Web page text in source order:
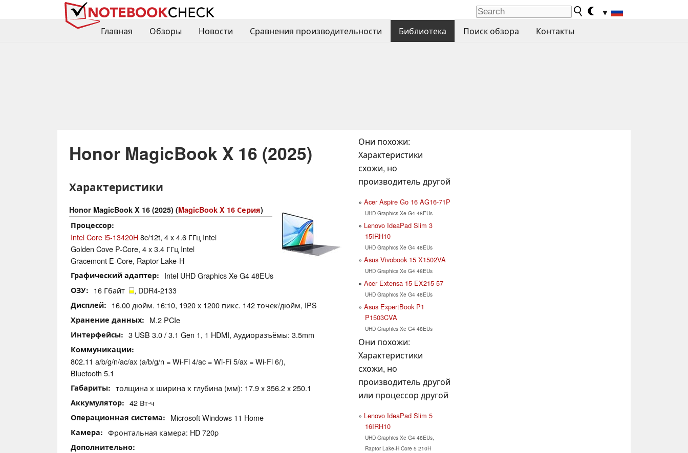
▼
Главная
Обзоры Новости Сравнения производительности Библиотека Поиск обзора Контакты
Honor MagicBook X 16 (2025)
Характеристики
Honor MagicBook X 16 (2025) (MagicBook X 16 Серия)
Процессор
Intel Core i5-13420H8c/12t, 4 x 4.6 ГГц Intel
Golden Cove P-Core, 4 x 3.4 ГГц Intel
Gracemont E-Core, Raptor Lake-H
Графический адаптер Intel UHD Graphics Xe G4 48EUs
ОЗУ 16 Гбайт , DDR4-2133
Дисплей 16.00 дюйм. 16:10, 1920 x 1200 пикс. 142 точек/дюйм, IPS
Хранение данных M.2 PCIe
Интерфейсы 3 USB 3.0 / 3.1 Gen 1, 1 HDMI, Аудиоразъёмы: 3.5mm
Коммуникации
802.11 a/b/g/n/ac/ax (a/b/g/n = Wi-Fi 4/ac = Wi-Fi 5/ax = Wi-Fi 6/),
Bluetooth 5.1
Габариты толщина х ширина х глубина (мм): 17.9 x 356.2 x 250.1
Аккумулятор 42 Вт⋅ч
Операционная система Microsoft Windows 11 Home
Камера Фронтальная камера: HD 720p
Дополнительно
Они похожи:
Характеристики
схожи, но
производитель другой
Acer Aspire Go 16 AG16-71P
UHD Graphics Xe G4 48EUs
Lenovo IdeaPad Slim 3
15IRH10
UHD Graphics Xe G4 48EUs
Asus Vivobook 15 X1502VA
UHD Graphics Xe G4 48EUs
Acer Extensa 15 EX215-57
UHD Graphics Xe G4 48EUs
Asus ExpertBook P1
P1503CVA
UHD Graphics Xe G4 48EUs
Они похожи:
Характеристики
схожи, но
производитель другой
или процессор другой
Lenovo IdeaPad Slim 5
16IRH10
UHD Graphics Xe G4 48EUs,
Raptor Lake-H Core 5 210H